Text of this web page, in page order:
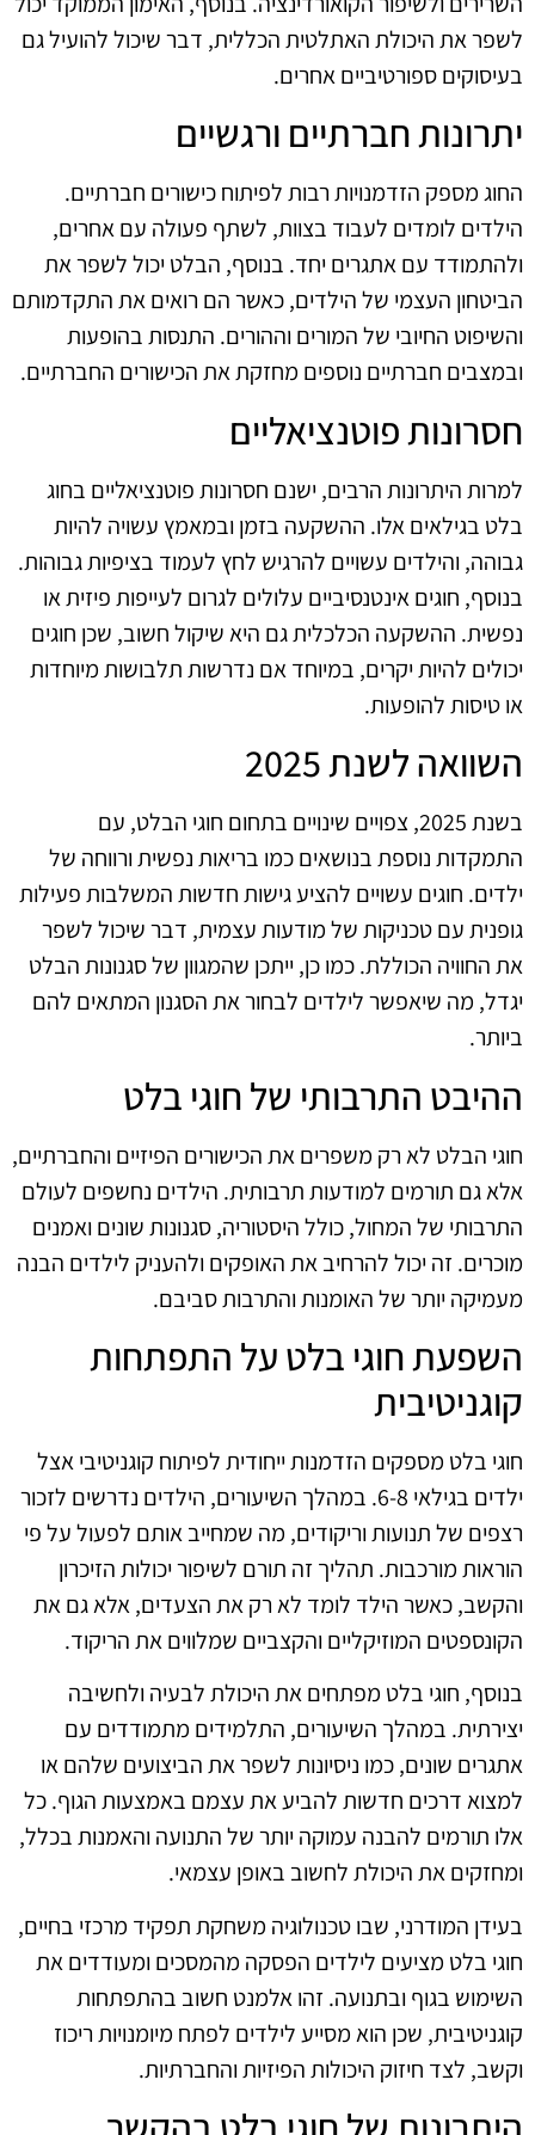
לשפר את היכולת האתלטית הכללית, דבר שיכול להועיל גם
בעיסוקים ספורטיביים אחרים.
יתרונות חברתיים ורגשיים
החוג מספק הזדמנויות רבות לפיתוח כישורים חברתיים.
הילדים לומדים לעבוד בצוות, לשתף פעולה עם אחרים,
ולהתמודד עם אתגרים יחד. בנוסף, הבלט יכול לשפר את
הביטחון העצמי של הילדים, כאשר הם רואים את התקדמותם
והשיפוט החיובי של המורים וההורים. התנסות בהופעות
ובמצבים חברתיים נוספים מחזקת את הכישורים החברתיים.
חסרונות פוטנציאליים
למרות היתרונות הרבים, ישנם חסרונות פוטנציאליים בחוג
בלט בגילאים אלו. ההשקעה בזמן ובמאמץ עשויה להיות
גבוהה, והילדים עשויים להרגיש לחץ לעמוד בציפיות גבוהות.
בנוסף, חוגים אינטנסיביים עלולים לגרום לעייפות פיזית או
נפשית. ההשקעה הכלכלית גם היא שיקול חשוב, שכן חוגים
יכולים להיות יקרים, במיוחד אם נדרשות תלבושות מיוחדות
או טיסות להופעות.
השוואה לשנת 2025
בשנת 2025, צפויים שינויים בתחום חוגי הבלט, עם
התמקדות נוספת בנושאים כמו בריאות נפשית ורווחה של
ילדים. חוגים עשויים להציע גישות חדשות המשלבות פעילות
גופנית עם טכניקות של מודעות עצמית, דבר שיכול לשפר
את החוויה הכוללת. כמו כן, ייתכן שהמגוון של סגנונות הבלט
יגדל, מה שיאפשר לילדים לבחור את הסגנון המתאים להם
ביותר.
ההיבט התרבותי של חוגי בלט
חוגי הבלט לא רק משפרים את הכישורים הפיזיים והחברתיים,
אלא גם תורמים למודעות תרבותית. הילדים נחשפים לעולם
התרבותי של המחול, כולל היסטוריה, סגנונות שונים ואמנים
מוכרים. זה יכול להרחיב את האופקים ולהעניק לילדים הבנה
מעמיקה יותר של האומנות והתרבות סביבם.
השפעת חוגי בלט על התפתחות
קוגניטיבית
חוגי בלט מספקים הזדמנות ייחודית לפיתוח קוגניטיבי אצל
ילדים בגילאי 6-8. במהלך השיעורים, הילדים נדרשים לזכור
רצפים של תנועות וריקודים, מה שמחייב אותם לפעול על פי
הוראות מורכבות. תהליך זה תורם לשיפור יכולות הזיכרון
והקשב, כאשר הילד לומד לא רק את הצעדים, אלא גם את
הקונספטים המוזיקליים והקצביים שמלווים את הריקוד.
בנוסף, חוגי בלט מפתחים את היכולת לבעיה ולחשיבה
יצירתית. במהלך השיעורים, התלמידים מתמודדים עם
אתגרים שונים, כמו ניסיונות לשפר את הביצועים שלהם או
למצוא דרכים חדשות להביע את עצמם באמצעות הגוף. כל
אלו תורמים להבנה עמוקה יותר של התנועה והאמנות בכלל,
ומחזקים את היכולת לחשוב באופן עצמאי.
בעידן המודרני, שבו טכנולוגיה משחקת תפקיד מרכזי בחיים,
חוגי בלט מציעים לילדים הפסקה מהמסכים ומעודדים את
השימוש בגוף ובתנועה. זהו אלמנט חשוב בהתפתחות
קוגניטיבית, שכן הוא מסייע לילדים לפתח מיומנויות ריכוז
וקשב, לצד חיזוק היכולות הפיזיות והחברתיות.